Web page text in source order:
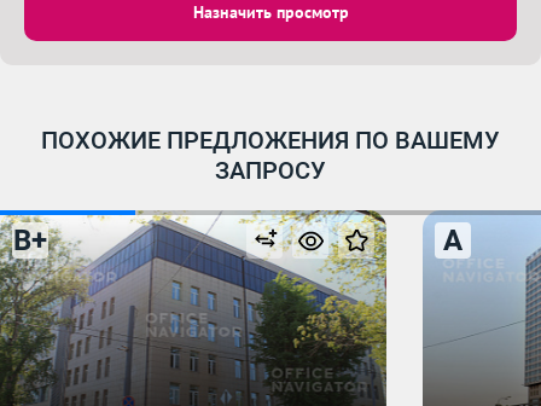
Назначить просмотр
ПОХОЖИЕ ПРЕДЛОЖЕНИЯ ПО ВАШЕМУ
ЗАПРОСУ
B+ A